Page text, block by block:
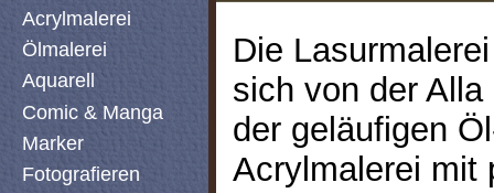
Acrylmalerei
Ölmalerei
Aquarell
Comic & Manga
Marker
Fotografieren
Die
sich von der
der geläufigen
Acrylmalerei mit